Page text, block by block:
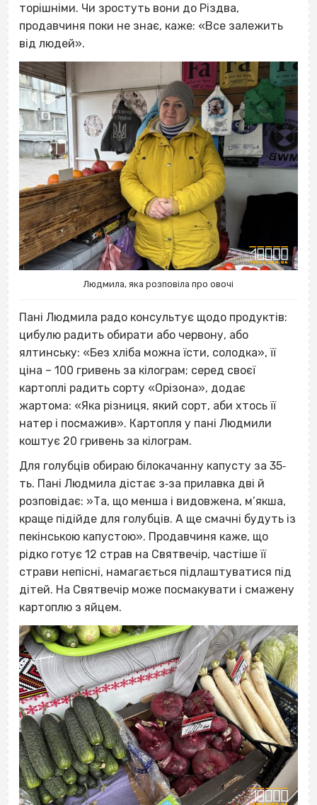
торішніми. Чи зростуть вони до Різдва,
продавчиня поки не знає, каже: «Все залежить
від людей».
Людмила, яка розповіла про овочі
Пані Людмила радо консультує щодо продуктів:
цибулю радить обирати або червону, або
ялтинську: «Без хліба можна їсти, солодка», її
ціна – 100 гривень за кілограм; серед своєї
картоплі радить сорту «Орізона», додає
жартома: «Яка різниця, який сорт, аби хтось її
натер і посмажив». Картопля у пані Людмили
коштує 20 гривень за кілограм.
Для голубців обираю білокачанну капусту за 35‐
ть. Пані Людмила дістає з‐за прилавка дві й
розповідає: »Та, що менша і видовжена, м’якша,
краще підійде для голубців. А ще смачні будуть із
пекінською капустою». Продавчиня каже, що
рідко готує 12 страв на Святвечір, частіше її
страви непісні, намагається підлаштуватися під
дітей. На Святвечір може посмакувати і смажену
картоплю з яйцем.